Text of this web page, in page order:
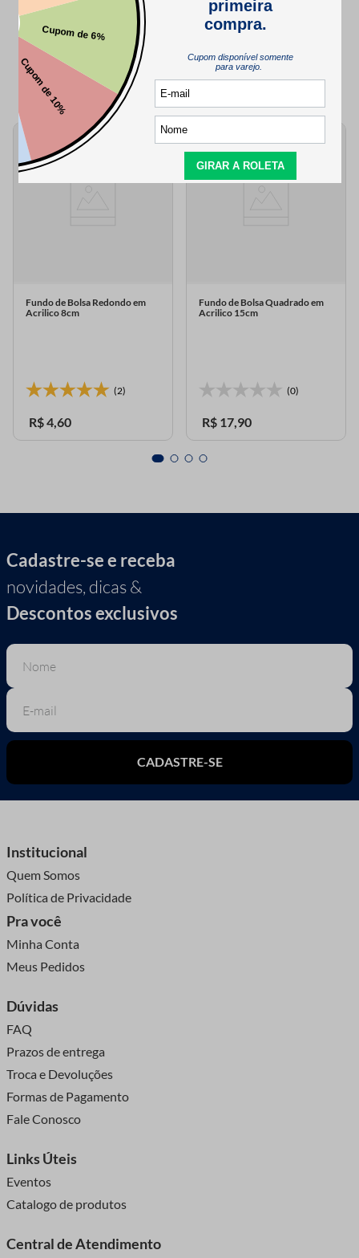
QUEM VIU,TAMBÉM VIU..
Fundo de Bolsa Redondo em
Acrilico 8cm
(2)
R$4,60
Fundo de Bolsa Quadrado em
Acrilico 15cm
(0)
R$ 17,90
Cadastre-se e receba
novidades, dicas &
Descontos exclusivos
CADASTRE-SE
Institucional
Quem Somos
Política de Privacidade
Pra você
Minha Conta
Meus Pedidos
Dúvidas
FAQ
Prazos de entrega
Troca e Devoluções
Formas de Pagamento
Fale Conosco
Links Úteis
Eventos
Catalogo de produtos
Central de Atendimento